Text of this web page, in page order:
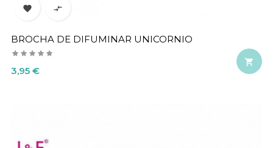
 
BROCHA DE DIFUMINAR UNICORNIO
Precio
3,95 €
